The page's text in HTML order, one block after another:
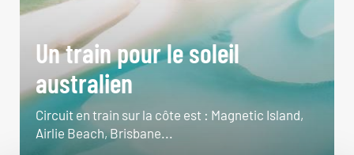
Un train pour le soleil
australien
Circuit en train sur la côte est : Magnetic Island,
Airlie Beach, Brisbane...